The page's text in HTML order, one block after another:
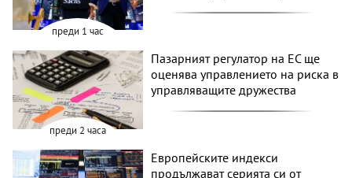
преди 1 час
преди 2 часа
Пазарният регулатор на ЕС ще
оценява управлението на риска в
управляващите дружества
Европейските индекси
продължават серията си от